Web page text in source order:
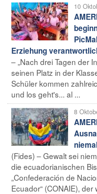
10
Erziehung
– „Nach drei Tagen der
seinen Platz in der
Schüler kommen
und los geht's... al ...
8
(Fides) – Gewalt sei
die ecuadorianischen
„Confederación de
Ecuador“ (CONAIE),